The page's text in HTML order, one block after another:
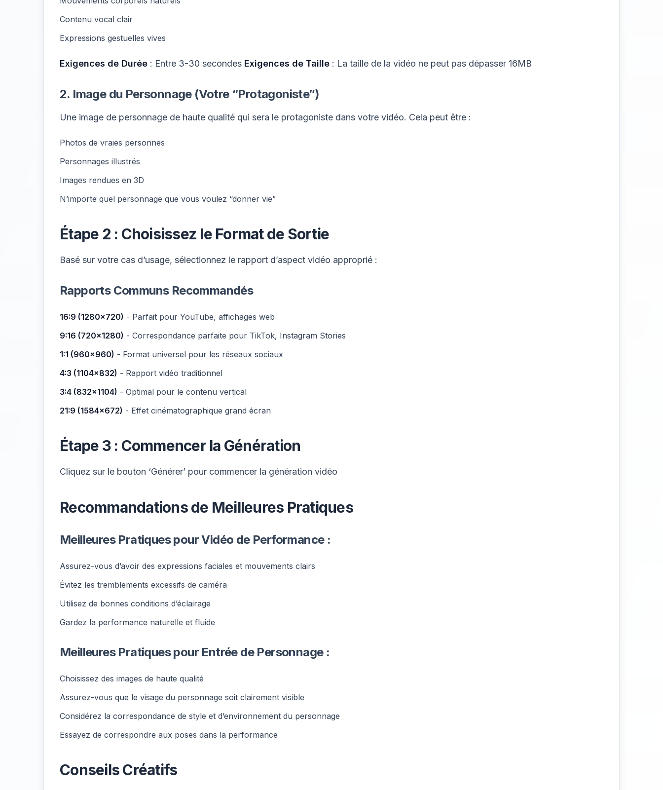
Contenu vocal clair
Expressions gestuelles vives
Exigences de Durée : Entre 3-30 secondes Exigences de Taille : La taille de la vidéo ne peut pas dépasser 16MB
2. Image du Personnage (Votre “Protagoniste”)
Une image de personnage de haute qualité qui sera le protagoniste dans votre vidéo. Cela peut être :
Photos de vraies personnes
Personnages illustrés
Images rendues en 3D
N’importe quel personnage que vous voulez “donner vie”
Étape 2 : Choisissez le Format de Sortie
Basé sur votre cas d’usage, sélectionnez le rapport d’aspect vidéo approprié :
Rapports Communs Recommandés
16:9 (1280x720) - Parfait pour YouTube, affichages web
9:16 (720x1280) - Correspondance parfaite pour TikTok, Instagram Stories
1:1 (960x960) - Format universel pour les réseaux sociaux
4:3 (1104x832) - Rapport vidéo traditionnel
3:4 (832x1104) - Optimal pour le contenu vertical
21:9 (1584x672) - Effet cinématographique grand écran
Étape 3 : Commencer la Génération
Cliquez sur le bouton ‘Générer’ pour commencer la génération vidéo
Recommandations de Meilleures Pratiques
Meilleures Pratiques pour Vidéo de Performance :
Assurez-vous d’avoir des expressions faciales et mouvements clairs
Évitez les tremblements excessifs de caméra
Utilisez de bonnes conditions d’éclairage
Gardez la performance naturelle et fluide
Meilleures Pratiques pour Entrée de Personnage :
Choisissez des images de haute qualité
Assurez-vous que le visage du personnage soit clairement visible
Considérez la correspondance de style et d’environnement du personnage
Essayez de correspondre aux poses dans la performance
Conseils Créatifs